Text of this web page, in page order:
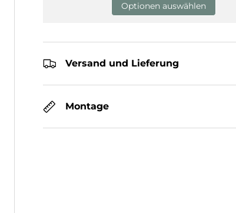
Optionen auswählen
Versand und Lieferung
Montage